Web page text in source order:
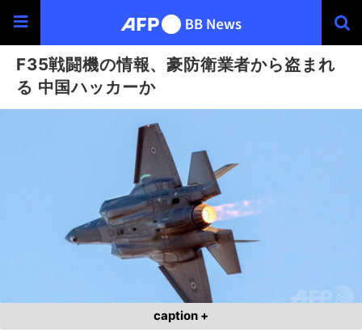
F35戦闘機の情報、豪防衛業者から盗まれ
る 中国ハッカーか
caption +